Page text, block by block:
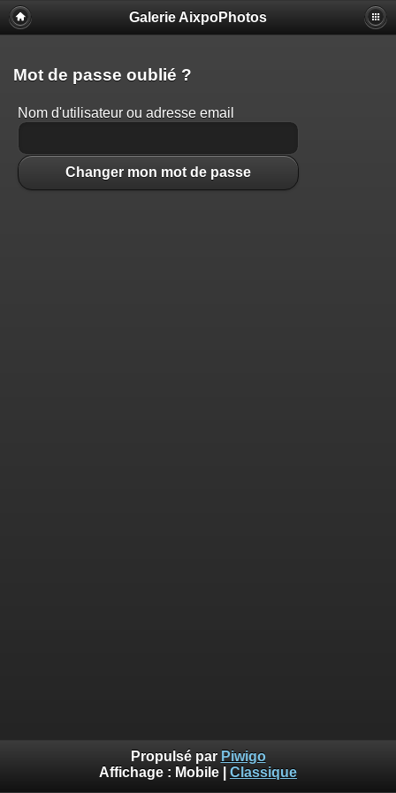
Galerie AixpoPhotos
Mot de passe oublié ?
Nom d'utilisateur ou adresse email
Changer mon mot de passe
Propulsé par Piwigo
Affichage : Mobile Classique